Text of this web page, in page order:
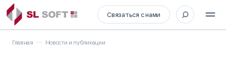
Связаться с нами
Главная Новости и публикации